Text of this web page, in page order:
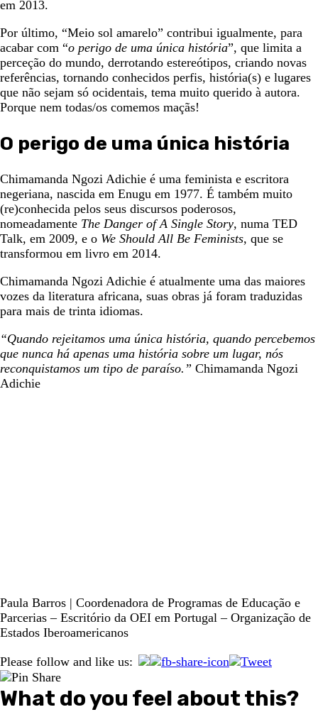
em 2013.
Por último, “Meio sol amarelo” contribui igualmente, para
acabar com “o perigo de uma única história”, que limita a
perceção do mundo, derrotando estereótipos, criando novas
referências, tornando conhecidos perfis, história(s) e lugares
que não sejam só ocidentais, tema muito querido à autora.
Porque nem todas/os comemos maçãs!
O perigo de uma única história
Chimamanda Ngozi Adichie é uma feminista e escritora
negeriana, nascida em Enugu em 1977. É também muito
(re)conhecida pelos seus discursos poderosos,
nomeadamente The Danger of A Single Story, numa TED
Talk, em 2009, e o We Should All Be Feminists, que se
transformou em livro em 2014.
Chimamanda Ngozi Adichie é atualmente uma das maiores
vozes da literatura africana, suas obras já foram traduzidas
para mais de trinta idiomas.
“Quando rejeitamos uma única história, quando percebemos
que nunca há apenas uma história sobre um lugar, nós
reconquistamos um tipo de paraíso.” Chimamanda Ngozi
Adichie
Paula Barros | Coordenadora de Programas de Educação e
Parcerias – Escritório da OEI em Portugal – Organização de
Estados Iberoamericanos
Please follow and like us:
What do you feel about this?